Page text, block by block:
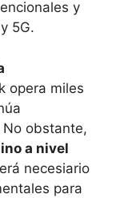
y
5G.
opera miles
obstante,
a nivel
necesiario
para